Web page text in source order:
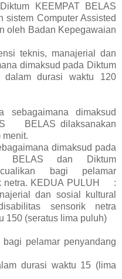
KEEMPAT BELAS
sistem Computer Assisted
oleh Badan Kepegawaian
teknis, manajerial dan
dimaksud pada Diktum
dalam durasi waktu 120
sebagaimana dimaksud
BELAS dilaksanakan
menit.
dimaksud pada
BELAS dan Diktum
bagi pelamar
KEDUA PULUH
:
dan sosial kultural
sensorik netra
150 (seratus lima puluh)
bagi pelamar penyandang
durasi waktu 15 (lima